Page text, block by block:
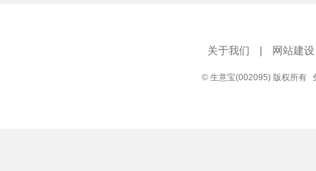
关于我们 | 网站建设
© 生意宝(002095) 版权所有